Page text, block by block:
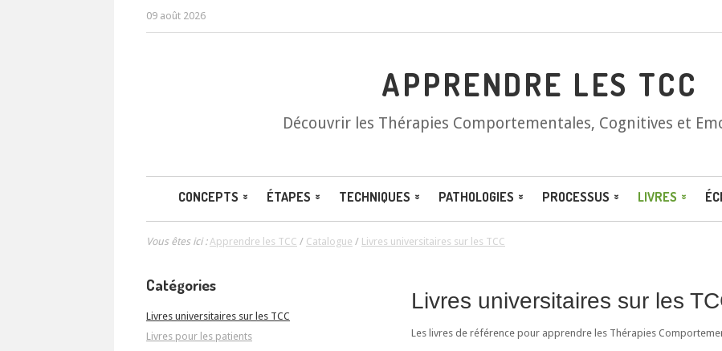
09 août 2026
APPRENDRE LES TCC
Découvrir les Thérapies Comportementales, Cognitives et
CONCEPTS ÉTAPES TECHNIQUES PATHOLOGIES PROCESSUS LIVRES
Vous êtes ici :Apprendre les TCC / Catalogue / Livres universitaires sur les TCC
Livres universitaires sur les
Les livres de référence pour apprendre les Thérapies
Catégories
Livres universitaires sur les TCC
Livres pour les patients